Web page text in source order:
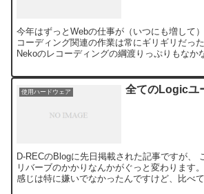
今年はずっとWebの仕事が（いつにも増して
コーディング関連の作業は常にギリギリだっ
Nekoのレコーディングの綱渡りっぷりもなか
使用ハードウェア 全てのLogicユ
D-RECのBlogに先日掲載された記事ですが、
リバーブのかかりなんかがぐっと変わります
感じは特に嫌いでなかったんですけど、比べ